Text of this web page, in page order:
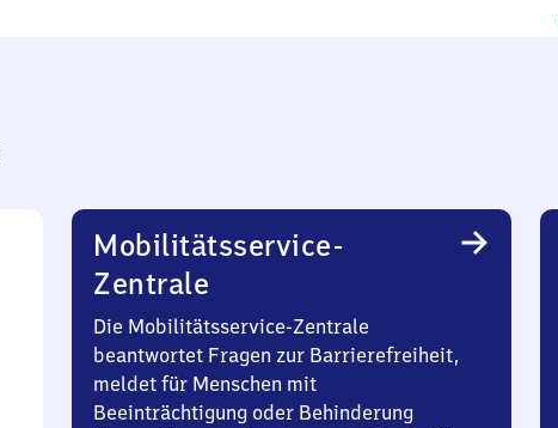
Mobilitätsservice-
Zentrale
Die Mobilitätsservice-Zentrale
beantwortet Fragen zur Barrierefreiheit,
meldet für Menschen mit
Beeinträchtigung oder Behinderung